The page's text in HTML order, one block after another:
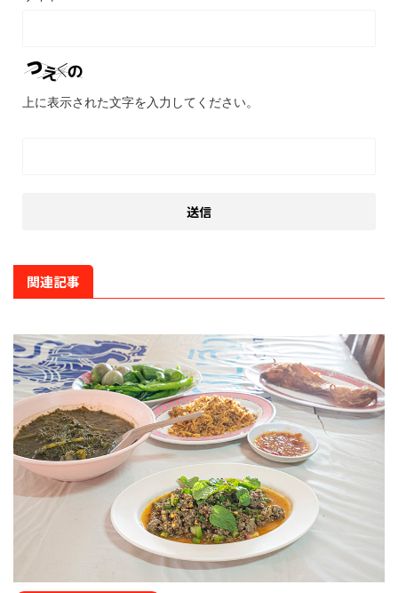
上に表示された文字を入力してください。
関連記事